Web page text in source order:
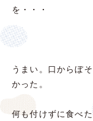
を・・・
うまい。口からぼ
かった。
何も付けずに食べ